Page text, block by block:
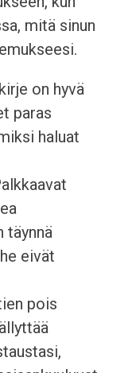
mitä sinun
on hyvä
paras
haluat
täynnä
eivät
pois